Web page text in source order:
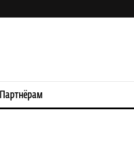
Партнёрам